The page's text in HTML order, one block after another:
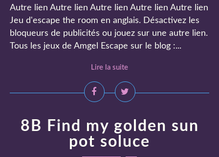
Autre lien Autre lien Autre lien Autre lien Autre lien
Jeu d'escape the room en anglais. Désactivez les
bloqueurs de publicités ou jouez sur une autre lien.
Tous les jeux de Amgel Escape sur le blog :...
Lire la suite
8B Find my golden sun
pot soluce